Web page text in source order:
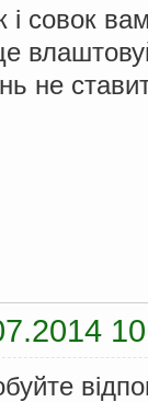
і совок
не